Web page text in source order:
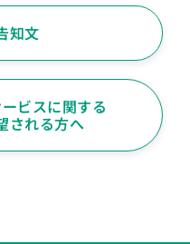
知文
ビスに関する
される方へ